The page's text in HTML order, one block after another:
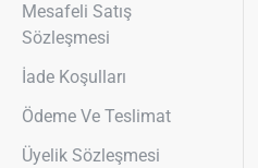
Mesafeli Satış
Sözleşmesi
İade Koşulları
Ödeme Ve Teslimat
Üyelik Sözleşmesi